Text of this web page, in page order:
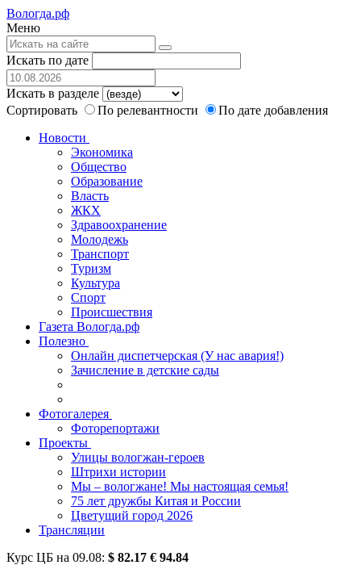
Вологда.рф
Меню
Искать по дате
Искать в разделе
Сортировать
По релевантности
По дате добавления
Новости
Экономика
Общество
Образование
Власть
ЖКХ
Здравоохранение
Молодежь
Транспорт
Туризм
Культура
Спорт
Происшествия
Газета Вологда.рф
Полезно
Онлайн диспетчерская (У нас авария!)
Зачисление в детские сады
Фотогалерея
Фоторепортажи
Проекты
Улицы вологжан-героев
Штрихи истории
Мы – вологжане! Мы настоящая семья!
75 лет дружбы Китая и России
Цветущий город 2026
Трансляции
Курс ЦБ на 09.08: $ 82.17 € 94.84